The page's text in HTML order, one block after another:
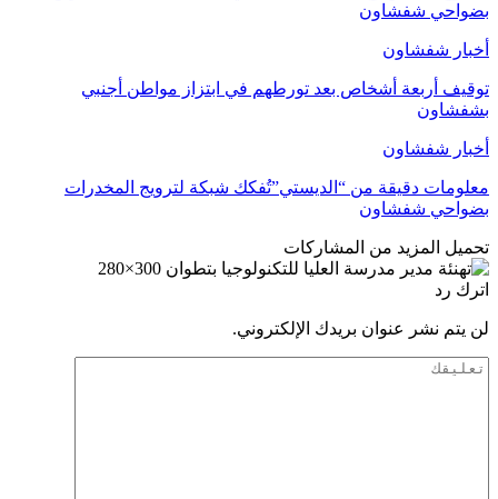
بضواحي شفشاون
أخبار شفشاون
توقيف أربعة أشخاص بعد تورطهم في ابتزاز مواطن أجنبي
بشفشاون
أخبار شفشاون
معلومات دقيقة من “الديستي”تُفكك شبكة لترويج المخدرات
بضواحي شفشاون
تحميل المزيد من المشاركات
اترك رد
لن يتم نشر عنوان بريدك الإلكتروني.